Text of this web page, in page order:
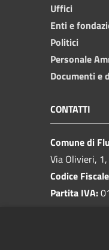
Uffici
Enti e
Politici
Personale
Documenti e
CONTATTI
Comune di
Via Olivieri,
Codice
Partita IVA: